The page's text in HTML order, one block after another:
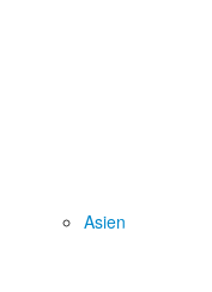
Asien